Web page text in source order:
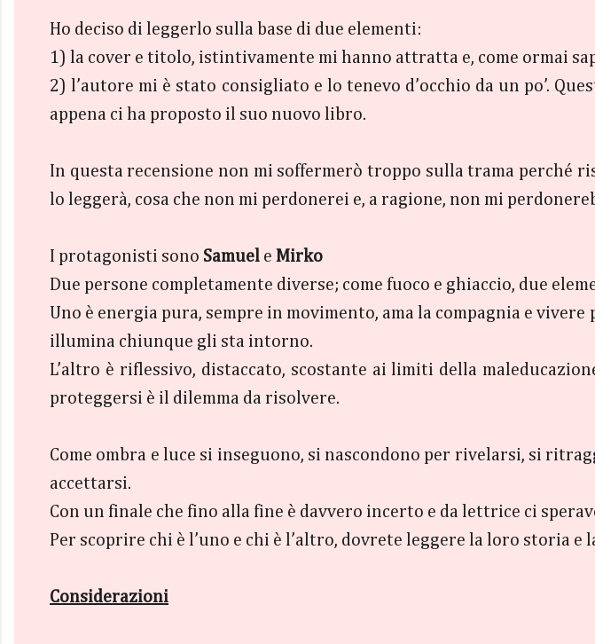
Ho deciso di leggerlo sulla base di due elementi:
1) la cover e titolo, istintivamente mi hanno attratta e, come ormai
2) l’autore mi è stato consigliato e lo tenevo d’occhio da un po’.
appena ci ha proposto il suo nuovo libro.
In questa recensione non mi soffermerò troppo sulla trama
lo leggerà, cosa che non mi perdonerei e, a ragione, non mi
I protagonisti sono Samuel e Mirko
Due persone completamente diverse; come fuoco e ghiaccio, due
Uno è energia pura, sempre in movimento, ama la compagnia e
illumina chiunque gli sta intorno.
L’altro è riflessivo, distaccato, scostante ai limiti della
proteggersi è il dilemma da risolvere.
Come ombra e luce si inseguono, si nascondono per rivelarsi, si
accettarsi.
Con un finale che fino alla fine è davvero incerto e da lettrice ci
Per scoprire chi è l’uno e chi è l’altro, dovrete leggere la loro storia
Considerazioni